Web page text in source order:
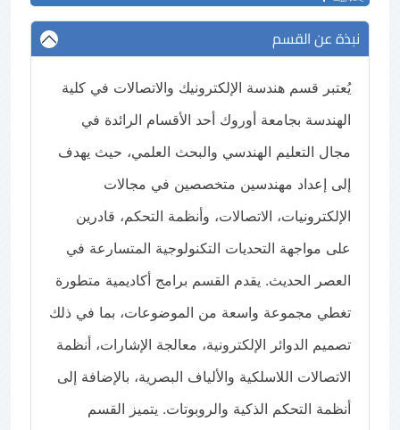
نبذة عن القسم
يُعتبر قسم هندسة الإلكترونيك والاتصالات في كلية
الهندسة بجامعة أوروك أحد الأقسام الرائدة في
مجال التعليم الهندسي والبحث العلمي، حيث يهدف
إلى إعداد مهندسين متخصصين في مجالات
الإلكترونيات، الاتصالات، وأنظمة التحكم، قادرين
على مواجهة التحديات التكنولوجية المتسارعة في
العصر الحديث. يقدم القسم برامج أكاديمية متطورة
تغطي مجموعة واسعة من الموضوعات، بما في ذلك
تصميم الدوائر الإلكترونية، معالجة الإشارات، أنظمة
الاتصالات اللاسلكية والألياف البصرية، بالإضافة إلى
أنظمة التحكم الذكية والروبوتات. يتميز القسم